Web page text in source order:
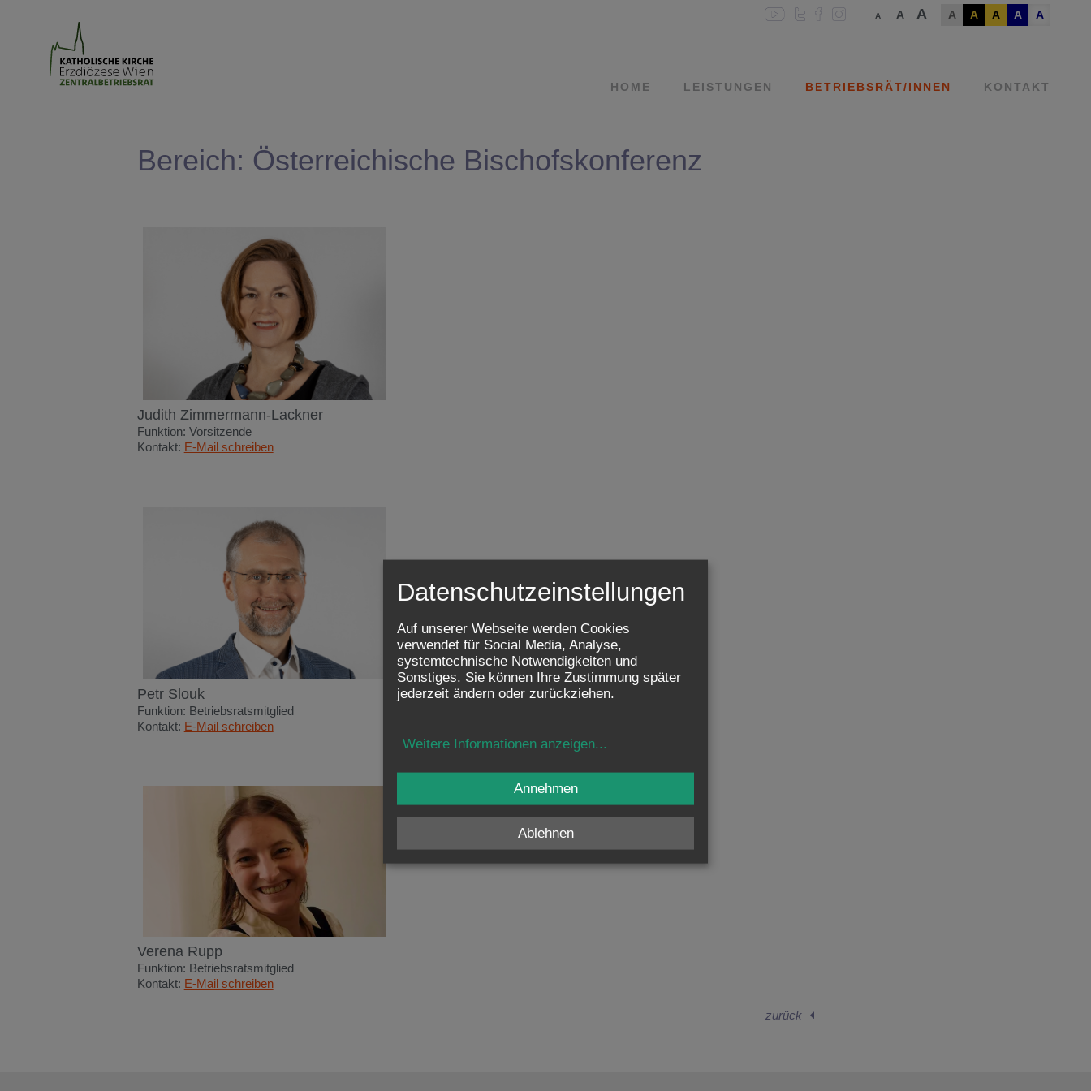
A A A A A A A A
HOME LEISTUNGEN BETRIEBSRÄT/INNEN KONTAKT
Bereich: Österreichische Bischofskonferenz
Judith Zimmermann-Lackner
Funktion: Vorsitzende
Kontakt: E-Mail schreiben
Petr Slouk
Funktion: Betriebsratsmitglied
Kontakt: E-Mail schreiben
Verena Rupp
Funktion: Betriebsratsmitglied
Kontakt: E-Mail schreiben
zurück
Datenschutzeinstellungen
Auf unserer Webseite werden Cookies
verwendet für Social Media, Analyse,
systemtechnische Notwendigkeiten und
Sonstiges. Sie können Ihre Zustimmung später
jederzeit ändern oder zurückziehen.
Weitere Informationen anzeigen...
Ablehnen
Annehmen